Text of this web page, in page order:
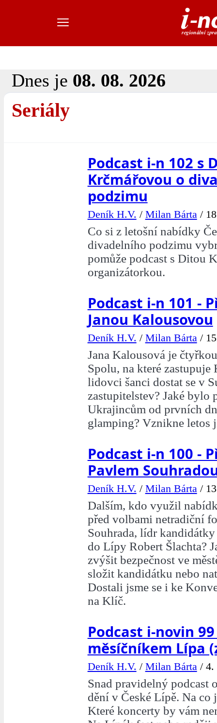
Dnes je 08. 08. 2026
Seriály
Podcast i-n 102 s
Krčmářovou o
podzimu
Deník H.V. / Milan Bárta/
Co si z letošní nabídky
divadelního podzimu
pomůže podcast s Ditou
organizátorkou.
Podcast i-n 101 -
Janou Kalousovou
Deník H.V. / Milan Bárta/
Jana Kalousová je
Spolu, na které
lidovci šanci dostat se v
zastupitelstev? Jaké bylo
Ukrajincům od prvních
glamping? Vznikne letos
Podcast i-n 100 -
Pavlem
Deník H.V. / Milan Bárta/
Dalším, kdo využil
před volbami netradiční
Souhrada, lídr
do Lípy Robert Šlachta?
zvýšit bezpečnost ve
složit kandidátku nebo
Dostali jsme se i ke
na Klíč.
Podcast i-novin
měsíčníkem Lípa
Deník H.V. / Milan Bárta/ 4.
Snad pravidelný podcast
dění v České Lípě. Na co
Které koncerty by vám